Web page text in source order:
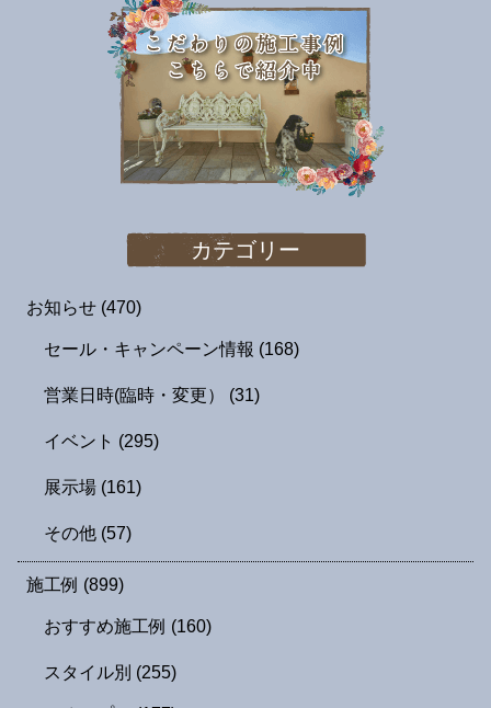
カテゴリー
お知らせ (470)
セール・キャンペーン情報 (168)
営業日時(臨時・変更） (31)
イベント (295)
展示場 (161)
その他 (57)
施工例 (899)
おすすめ施工例 (160)
スタイル別 (255)